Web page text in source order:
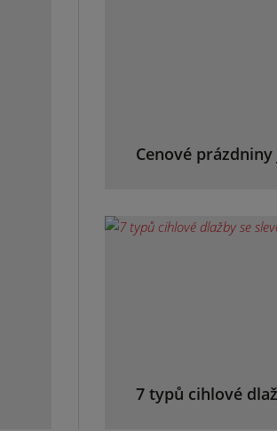
Cenové
7 typů cihlové